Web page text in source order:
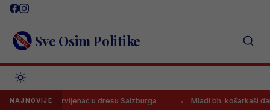
Skip
content Sve Osim Politike
NAJNOVIJE
prvijenac u dresu Salzburga Mladi bh. košarkaši danas traže